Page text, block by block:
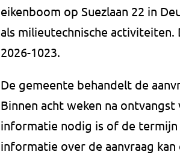
eikenboom op Suezlaan 22 in
als milieutechnische
2026-1023.
De gemeente behandelt de
Binnen acht weken na
informatie nodig is of de
informatie over de aanvraag